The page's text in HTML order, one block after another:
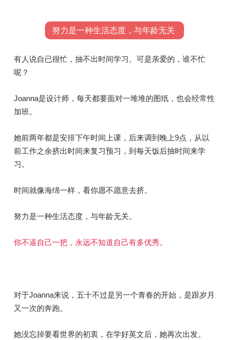
努力是一种生活态度，与年龄无关
有人说自已很忙，抽不出时间学习。可是亲爱的，谁不忙
呢？
Joanna是设计师，每天都要面对一堆堆的图纸，也会经常性
加班。
她前两年都是安排下午时间上课，后来调到晚上9点，从以
前工作之余挤出时间来复习预习，到每天饭后抽时间来学
习。
时间就像海绵一样，看你愿不愿意去挤。
努力是一种生活态度，与年龄无关。
你不逼自己一把，永远不知道自己有多优秀。
对于Joanna来说，五十不过是另一个青春的开始，是跟岁月
又一次的奔跑。
她没忘掉要看世界的初衷，在学好英文后，她再次出发。